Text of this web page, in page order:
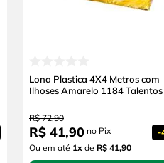
Lona Plastica 4X4 Metros com
Ilhoses Amarelo 1184 Talentos
R$ 72,90
R$ 41,90 no Pix -
Ou em até 1x de R$ 41,90